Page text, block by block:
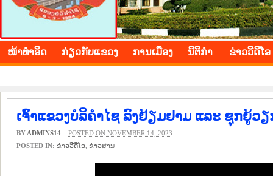
ໜ້າ​ທຳ​ອິດ ​ກ່ຽວ​ກັບ​ແຂວງ ​ການ​ເມືອງ ນິ​ຕິ​ກຳ ຂ່າວ​ວີ​ດີ​ໂອ
ເຈົ້າແຂວງບໍລິຄຳໄຊ ລົງຢ້ຽມຢາມ ແລະ ຊຸກຍູ້ວຽ
BY ADMINS14 – POSTED ON NOVEMBER 14, 2023
POSTED IN: ຂ່າວ​ວີ​ດີ​ໂອ ​ຂ່າວ​ສານ